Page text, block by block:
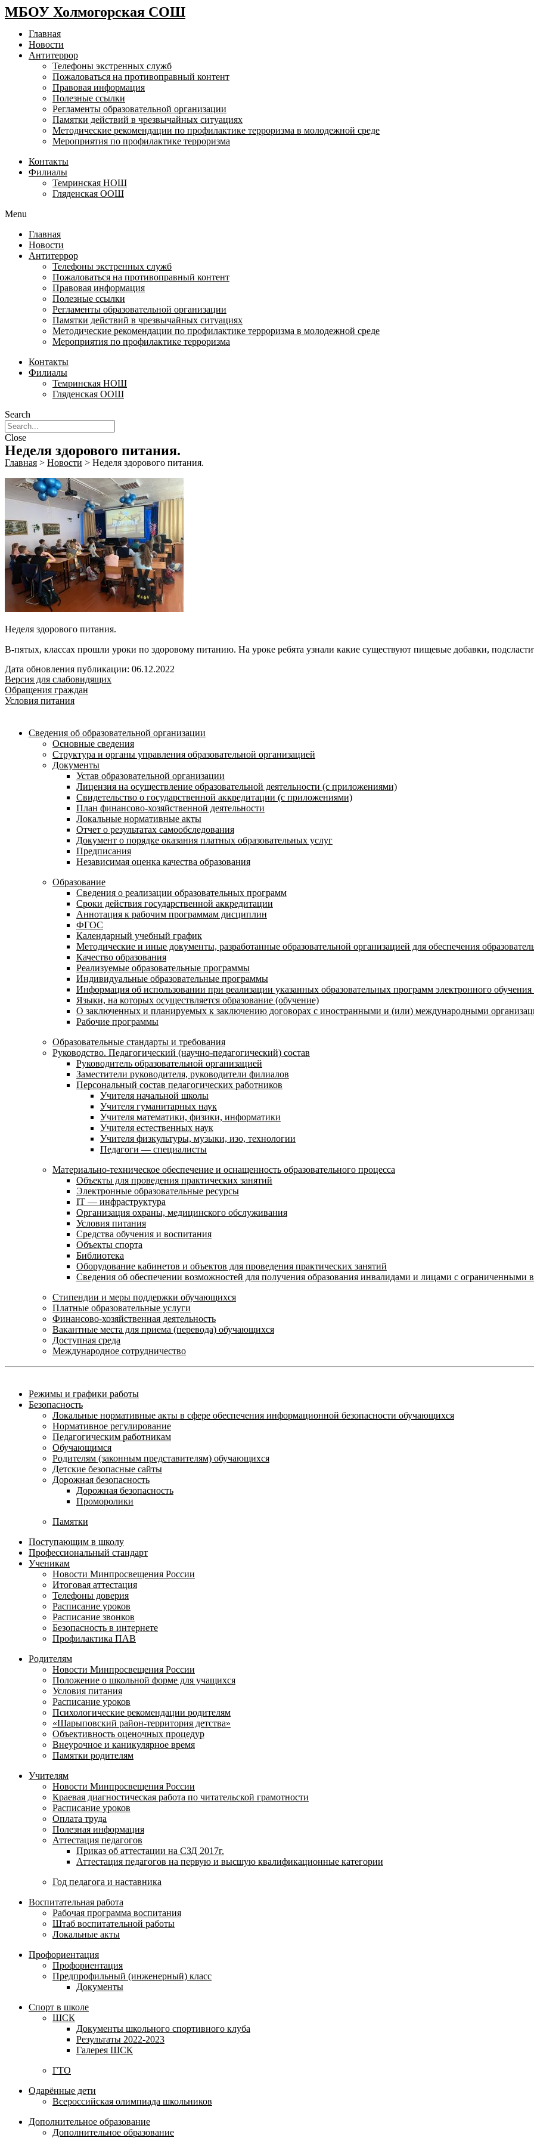
МБОУ Холмогорская СОШ
Главная
Новости
Антитеррор
Телефоны экстренных служб
Пожаловаться на противоправный контент
Правовая информация
Полезные ссылки
Регламенты образовательной организации
Памятки действий в чрезвычайных ситуациях
Методические рекомендации по профилактике терроризма в молодежной среде
Мероприятия по профилактике терроризма
Контакты
Филиалы
Темринская НОШ
Гляденская ООШ
Menu
Главная
Новости
Антитеррор
Телефоны экстренных служб
Пожаловаться на противоправный контент
Правовая информация
Полезные ссылки
Регламенты образовательной организации
Памятки действий в чрезвычайных ситуациях
Методические рекомендации по профилактике терроризма в молодежной среде
Мероприятия по профилактике терроризма
Контакты
Филиалы
Темринская НОШ
Гляденская ООШ
Search
Close
Неделя здорового питания.
Главная > Новости > Неделя здорового питания.
Неделя здорового питания.
В-пятых, классах прошли уроки по здоровому питанию. На уроке ребята узнали какие существуют пищевые добавки,
Дата обновления публикации: 06.12.2022
Версия для слабовидящих
Обращения граждан
Условия питания
Сведения об образовательной организации
Основные сведения
Структура и органы управления образовательной организацией
Документы
Устав образовательной организации
Лицензия на осуществление образовательной деятельности (с приложениями)
Свидетельство о государственной аккредитации (с приложениями)
План финансово-хозяйственной деятельности
Локальные нормативные акты
Отчет о результатах самообследования
Документ о порядке оказания платных образовательных услуг
Предписания
Независимая оценка качества образования
Образование
Сведения о реализации образовательных программ
Сроки действия государственной аккредитации
Аннотация к рабочим программам дисциплин
ФГОС
Календарный учебный график
Методические и иные документы, разработанные образовательной организацией для обеспечения
Качество образования
Реализуемые образовательные программы
Индивидуальные образовательные программы
Информация об использовании при реализации указанных образовательных программ электронного
Языки, на которых осуществляется образование (обучение)
О заключенных и планируемых к заключению договорах с иностранными и (или) международными
Рабочие программы
Образовательные стандарты и требования
Руководство. Педагогический (научно-педагогический) состав
Руководитель образовательной организацией
Заместители руководителя, руководители филиалов
Персональный состав педагогических работников
Учителя начальной школы
Учителя гуманитарных наук
Учителя математики, физики, информатики
Учителя естественных наук
Учителя физкультуры, музыки, изо, технологии
Педагоги — специалисты
Материально-техническое обеспечение и оснащенность образовательного процесса
Объекты для проведения практических занятий
Электронные образовательные ресурсы
IT — инфраструктура
Организация охраны, медицинского обслуживания
Условия питания
Средства обучения и воспитания
Объекты спорта
Библиотека
Оборудование кабинетов и объектов для проведения практических занятий
Сведения об обеспечении возможностей для получения образования инвалидами и лицами с ограниченными
Стипендии и меры поддержки обучающихся
Платные образовательные услуги
Финансово-хозяйственная деятельность
Вакантные места для приема (перевода) обучающихся
Доступная среда
Международное сотрудничество
Режимы и графики работы
Безопасность
Локальные нормативные акты в сфере обеспечения информационной безопасности обучающихся
Нормативное регулирование
Педагогическим работникам
Обучающимся
Родителям (законным представителям) обучающихся
Детские безопасные сайты
Дорожная безопасность
Дорожная безопасность
Проморолики
Памятки
Поступающим в школу
Профессиональный стандарт
Ученикам
Новости Минпросвещения России
Итоговая аттестация
Телефоны доверия
Расписание уроков
Расписание звонков
Безопасность в интернете
Профилактика ПАВ
Родителям
Новости Минпросвещения России
Положение о школьной форме для учащихся
Условия питания
Расписание уроков
Психологические рекомендации родителям
«Шарыповский район-территория детства»
Объективность оценочных процедур
Внеурочное и каникулярное время
Памятки родителям
Учителям
Новости Минпросвещения России
Краевая диагностическая работа по читательской грамотности
Расписание уроков
Оплата труда
Полезная информация
Аттестация педагогов
Приказ об аттестации на СЗД 2017г.
Аттестация педагогов на первую и высшую квалификационные категории
Год педагога и наставника
Воспитательная работа
Рабочая программа воспитания
Штаб воспитательной работы
Локальные акты
Профориентация
Профориентация
Предпрофильный (инженерный) класс
Документы
Спорт в школе
ШСК
Документы школьного спортивного клуба
Результаты 2022-2023
Галерея ШСК
ГТО
Одарённые дети
Всероссийская олимпиада школьников
Дополнительное образование
Дополнительное образование